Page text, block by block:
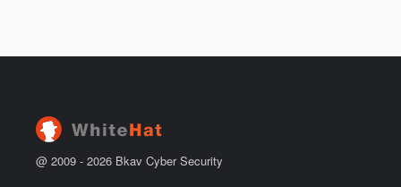
@ 2009 - 2026 Bkav Cyber Security